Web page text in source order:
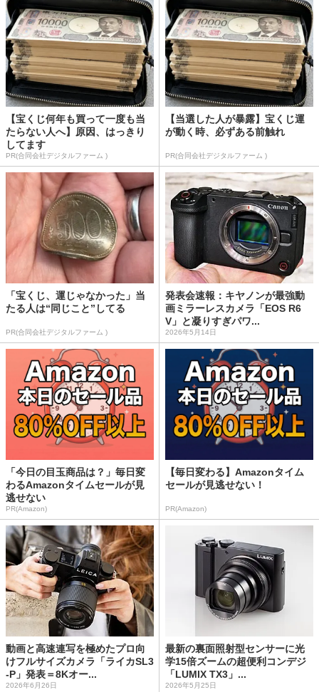
【宝くじ何年も買って一度も当
たらない人へ】原因、はっきり
してます
PR(合同会社デジタルファーム )
【当選した人が暴露】宝くじ運
が動く時、必ずある前触れ
PR(合同会社デジタルファーム )
「宝くじ、運じゃなかった」当
たる人は“同じこと”してる
PR(合同会社デジタルファーム )
発表会速報：キヤノンが最強動
画ミラーレスカメラ「EOS R6
V」と凝りすぎパワ...
2026年5月14日
「今日の目玉商品は？」毎日変
わるAmazonタイムセールが見
逃せない
PR(Amazon)
【毎日変わる】Amazonタイム
セールが見逃せない！
PR(Amazon)
動画と高速連写を極めたプロ向
けフルサイズカメラ「ライカSL3
-P」発表＝8Kオー...
2026年6月26日
最新の裏面照射型センサーに光
学15倍ズームの超便利コンデジ
「LUMIX TX3」...
2026年5月25日